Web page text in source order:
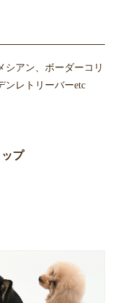
シアン、ボーダーコリ
ンレトリーバーetc
プ